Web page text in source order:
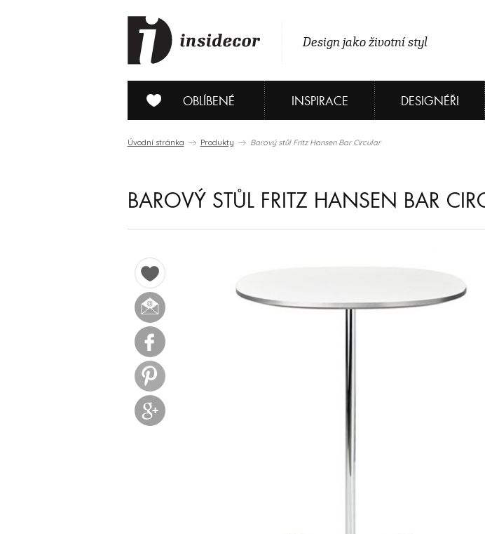
Design jako životní styl
OBLÍBENÉ INSPIRACE DESIGNÉŘI
Úvodní stránka Produkty Barový stůl Fritz Hansen Bar Circular
BAROVÝ STŮL FRITZ HANSEN BAR